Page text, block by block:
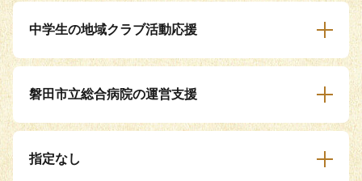
中学生の地域クラブ活動応援
磐田市立総合病院の運営支援
指定なし